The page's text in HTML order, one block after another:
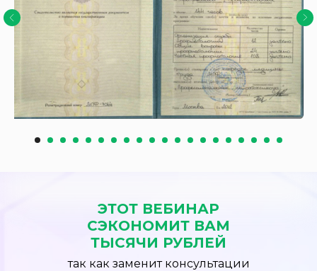
ЭТОТ ВЕБИНАР
СЭКОНОМИТ ВАМ
ТЫСЯЧИ РУБЛЕЙ
так как заменит консультации